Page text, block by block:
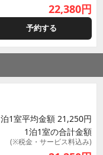
22,380円
予約する
1室平均金額 21,250円
1泊1室の合計金額
(※税金・サービス料込み)